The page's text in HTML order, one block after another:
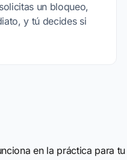
un bloqueo,
y tú decides si
en la práctica para